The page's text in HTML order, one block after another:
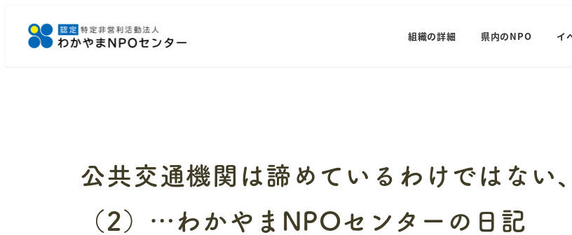
組織の詳細 県内のNPO イ
公共交通機関は諦めているわけではない
（2）…わかやまNPOセンターの日記